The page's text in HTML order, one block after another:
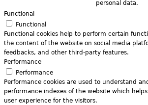
personal data.
Functional
Functional
Functional cookies help to perform certain
the content of the website on social media
feedbacks, and other third-party features.
Performance
Performance
Performance cookies are used to understand
performance indexes of the website which
user experience for the visitors.